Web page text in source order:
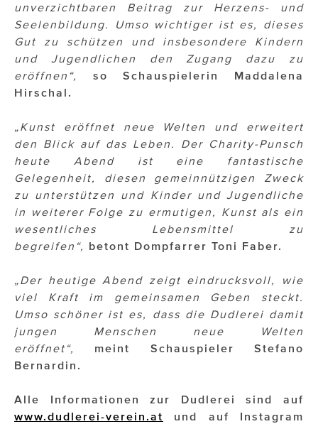
unverzichtbaren Beitrag zur Herzens- und
Seelenbildung. Umso wichtiger ist es, dieses
Gut zu schützen und insbesondere Kindern
und Jugendlichen den Zugang dazu zu
eröffnen“,
so Schauspielerin Maddalena
Hirschal.
„Kunst eröffnet neue Welten und erweitert
den Blick auf das Leben. Der Charity-Punsch
heute Abend ist eine fantastische
Gelegenheit, diesen gemeinnützigen Zweck
zu unterstützen und Kinder und Jugendliche
in weiterer Folge zu ermutigen, Kunst als ein
wesentliches Lebensmittel zu
begreifen“, betont Dompfarrer Toni Faber.
„Der heutige Abend zeigt eindrucksvoll, wie
viel Kraft im gemeinsamen Geben steckt.
Umso schöner ist es, dass die Dudlerei damit
jungen Menschen neue Welten
eröffnet“,
meint Schauspieler Stefano
Bernardin.
Alle Informationen zur Dudlerei sind auf
www.dudlerei-verein.at
und auf Instagram